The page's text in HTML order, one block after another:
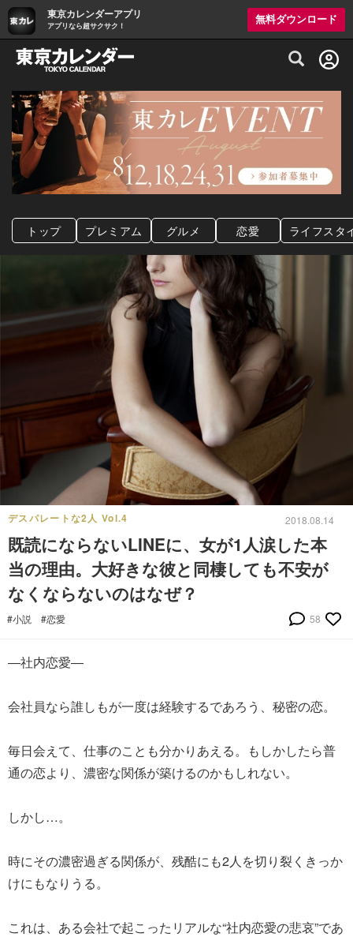
東京カレンダーアプリ
アプリなら超サクサク！
無料ダウンロード
グルメ情報・プレミアムレストラン予約
トップ プレミアム グルメ 恋愛 ライフスタ
デスパレートな2人 Vol.4 2018.08.14
既読にならないLINEに、女が1人涙した本
当の理由。大好きな彼と同棲しても不安が
なくならないのはなぜ？
#小説 #恋愛 58
―社内恋愛―
会社員なら誰しもが一度は経験するであろう、秘密の恋。
毎日会えて、仕事のことも分かりあえる。もしかしたら普
通の恋より、濃密な関係が築けるのかもしれない。
しかし…。
時にその濃密過ぎる関係が、残酷にも2人を切り裂くきっか
けにもなりうる。
これは、ある会社で起こったリアルな“社内恋愛の悲哀”であ